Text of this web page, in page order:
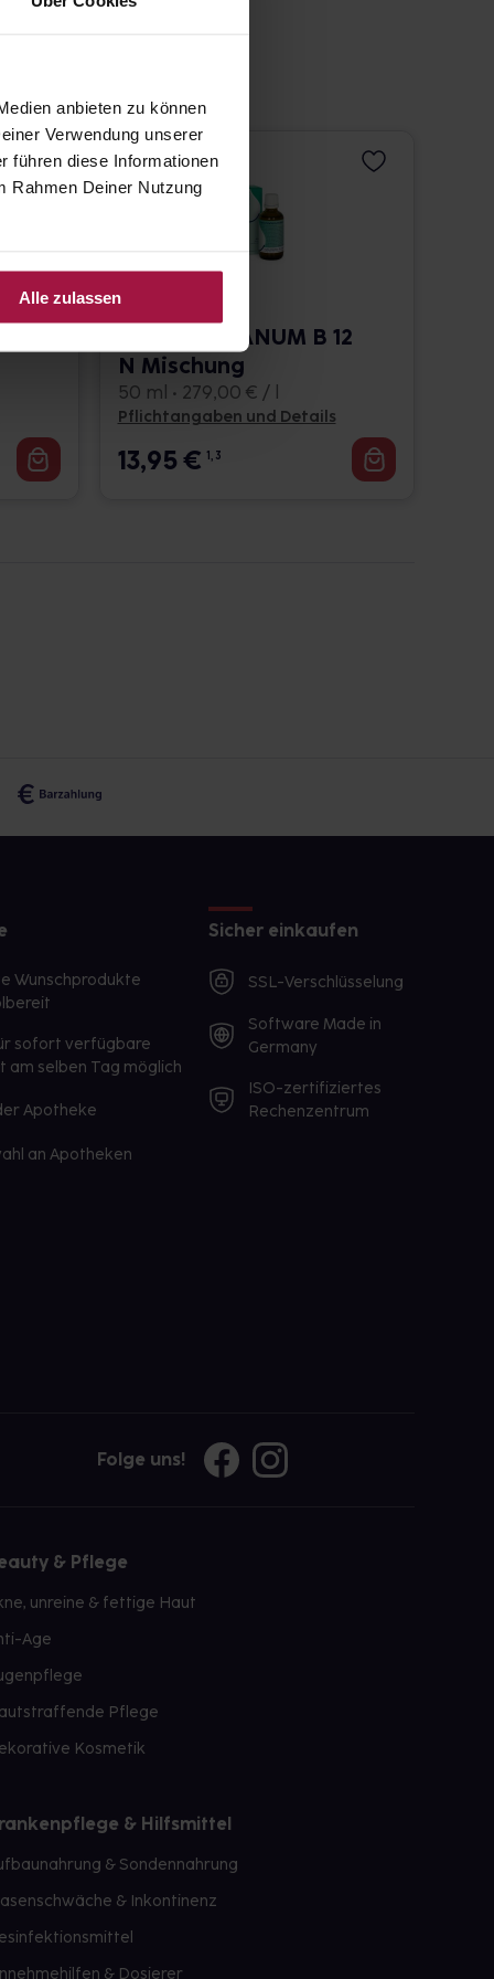
anbieten zu können
Verwendung unserer
führen diese Informationen
Rahmen Deiner Nutzung
Alle zulassen
METAMARIANUM B 12
N Mischung
50 ml • 279,00 € / l
Pflichtangaben und Details
13,95€ 1, 3
Wunschprodukte
sofort verfügbare
am selben Tag möglich
Apotheke
an Apotheken
Sicher einkaufen
SSL-Verschlüsselung
Software Made in
Germany
ISO-zertifiziertes
Rechenzentrum
Folge uns!
& Pflege
unreine & fettige Haut
Age
Pflege
Kosmetik
& Hilfsmittel
& Sondennahrung
& Inkontinenz
& Dosierer